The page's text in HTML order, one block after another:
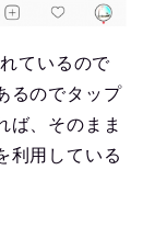
ているので
るのでタップ
ば、そのまま
利用している